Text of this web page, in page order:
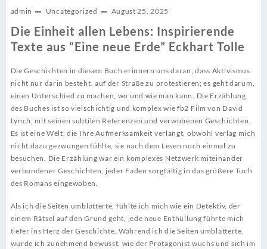
admin Uncategorized August 25, 2025
Die Einheit allen Lebens: Inspirierende
Texte aus “Eine neue Erde” Eckhart Tolle
Die Geschichten in diesem Buch erinnern uns daran, dass Aktivismus
nicht nur darin besteht, auf der Straße zu protestieren; es geht darum,
einen Unterschied zu machen, wo und wie man kann. Die Erzählung
des Buches ist so vielschichtig und komplex wie fb2 Film von David
Lynch, mit seinen subtilen Referenzen und verwobenen Geschichten.
Es ist eine Welt, die Ihre Aufmerksamkeit verlangt, obwohl verlag mich
nicht dazu gezwungen fühlte, sie nach dem Lesen noch einmal zu
besuchen. Die Erzählung war ein komplexes Netzwerk miteinander
verbundener Geschichten, jeder Faden sorgfältig in das größere Tuch
des Romans eingewoben.
Als ich die Seiten umblätterte, fühlte ich mich wie ein Detektiv, der
einem Rätsel auf den Grund geht, jede neue Enthüllung führte mich
tiefer ins Herz der Geschichte. Während ich die Seiten umblätterte,
wurde ich zunehmend bewusst, wie der Protagonist wuchs und sich im